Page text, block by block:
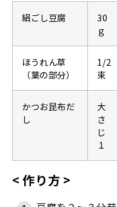
絹ごし豆腐
30
ｇ
ほうれん草
（葉の部分）
1/2
束
かつお昆布だ
し
大
さ
じ
１
作り方